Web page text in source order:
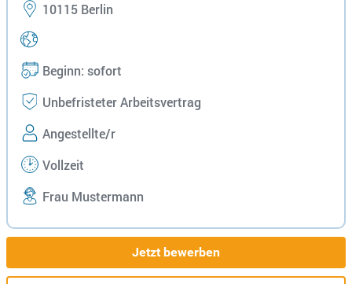
10115 Berlin
Beginn: sofort
Unbefristeter Arbeitsvertrag
Angestellte/r
Vollzeit
Frau Mustermann
Jetzt bewerben